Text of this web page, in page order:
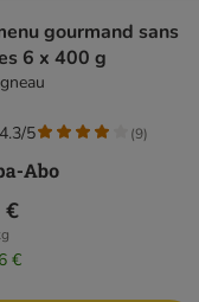
gourmand sans
6 x 400 g
€
€
5 (9)